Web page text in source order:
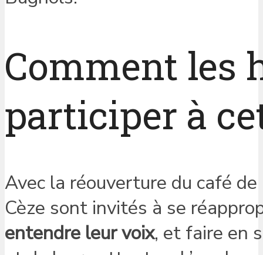
Comment les
participer à
Avec la réouverture du café
Cèze sont invités à se
entendre leur voix, et faire en